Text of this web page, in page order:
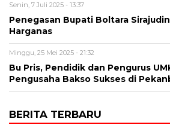
Senin, 7 Juli 2025 - 13:37
Penegasan Bupati Boltara
Harganas
Minggu, 25 Mei 2025 - 21:32
Bu Pris, Pendidik dan Pengurus
Pengusaha Bakso Sukses di
BERITA TERBARU